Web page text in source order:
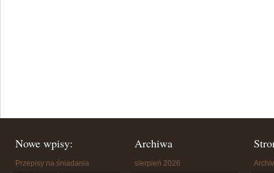
Nowe wpisy:
Przepisy na śniadania
Archiwa
sierpień 2026